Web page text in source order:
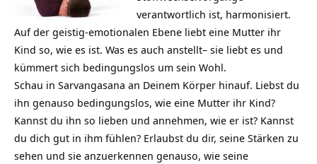
verantwortlich ist, harmonisiert.
Auf der geistig-emotionalen Ebene liebt eine Mutter ihr
Kind so, wie es ist. Was es auch anstellt– sie liebt es und
kümmert sich bedingungslos um sein Wohl.
Schau in Sarvangasana an Deinem Körper hinauf. Liebst du
ihn genauso bedingungslos, wie eine Mutter ihr Kind?
Kannst du ihn so lieben und annehmen, wie er ist? Kannst
du dich gut in ihm fühlen? Erlaubst du dir, seine Stärken zu
sehen und sie anzuerkennen genauso, wie seine